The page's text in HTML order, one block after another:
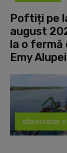
Poftiți pe
august
la o fermă
Emy Alupei
observator